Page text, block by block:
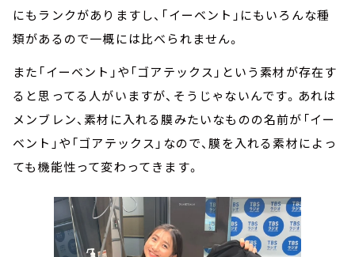
にもランクがありますし、「イーベント」にもいろんな種
類があるので一概には比べられません。
また「イーベント」や「ゴアテックス」という素材が存在す
ると思ってる人がいますが、そうじゃないんです。あれは
メンブレン、素材に入れる膜みたいなものの名前が「イー
ベント」や「ゴアテックス」なので、膜を入れる素材によっ
ても機能性って変わってきます。